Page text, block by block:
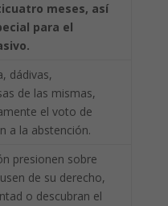
meses, así
para el
dádivas,
de las mismas,
el voto de
a la abstención.
presionen sobre
de su derecho,
o descubran el